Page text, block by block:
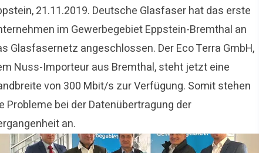
21.11.2019. Deutsche Glasfaser hat das erste
im Gewerbegebiet Eppstein-Bremthal an
Glasfasernetz angeschlossen. Der Eco Terra GmbH,
Nuss-Importeur aus Bremthal, steht jetzt eine
von 300 Mbit/s zur Verfügung. Somit stehen
Probleme bei der Datenübertragung der
an.